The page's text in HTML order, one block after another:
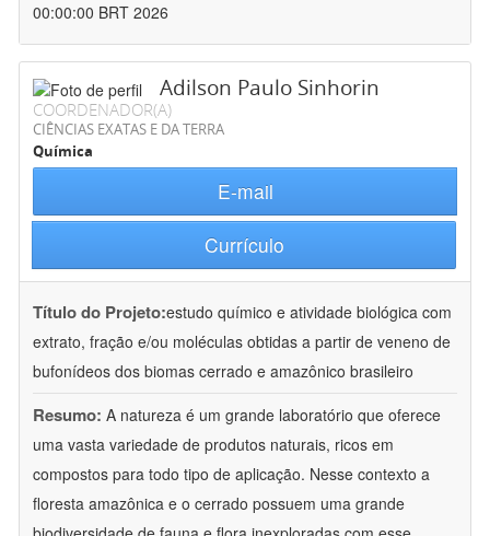
00:00:00 BRT 2026
Adilson Paulo Sinhorin
COORDENADOR(A)
CIÊNCIAS EXATAS E DA TERRA
Química
E-mail
Currículo
Título do Projeto:estudo químico e atividade biológica com
extrato, fração e/ou moléculas obtidas a partir de veneno de
bufonídeos dos biomas cerrado e amazônico brasileiro
Resumo: A natureza é um grande laboratório que oferece
uma vasta variedade de produtos naturais, ricos em
compostos para todo tipo de aplicação. Nesse contexto a
floresta amazônica e o cerrado possuem uma grande